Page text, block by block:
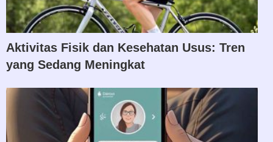
Aktivitas Fisik dan Kesehatan Usus: Tren
yang Sedang Meningkat